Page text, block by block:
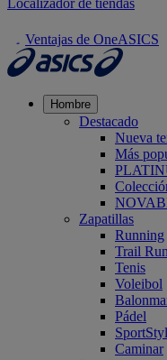
Localizador de tiendas
Ventajas de OneASICS
Hombre
Destacado
Nueva
Más
Zapatillas
Running
Trail
Tenis
Voleibol
Pádel
Caminar